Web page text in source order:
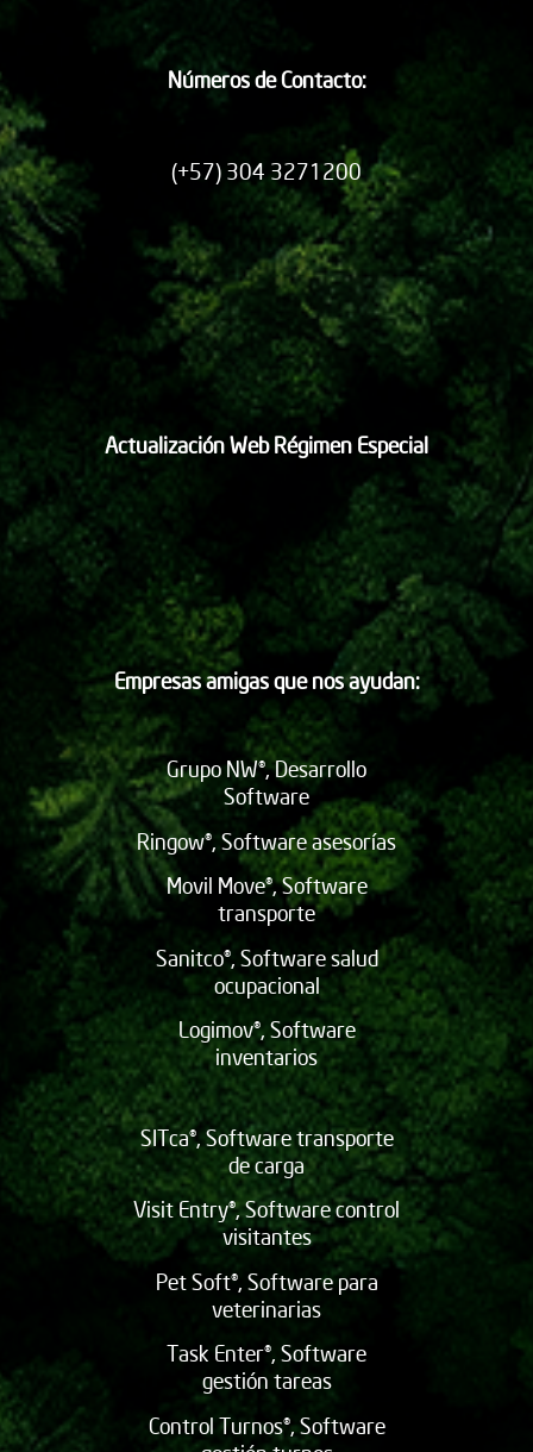
Números de Contacto:
(+57) 304 3271200
Actualización Web Régimen Especial
Empresas amigas que nos ayudan:
Grupo NW®, Desarrollo
Software
Ringow®, Software asesorías
Movil Move®, Software
transporte
Sanitco®, Software salud
ocupacional
Logimov®, Software
inventarios
SITca®, Software transporte
de carga
Visit Entry®, Software control
visitantes
Pet Soft®, Software para
veterinarias
Task Enter®, Software
gestión tareas
Control Turnos®, Software